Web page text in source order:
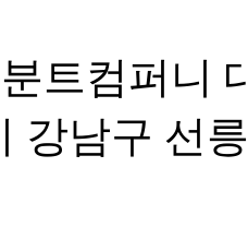
트컴퍼니
강남구 선